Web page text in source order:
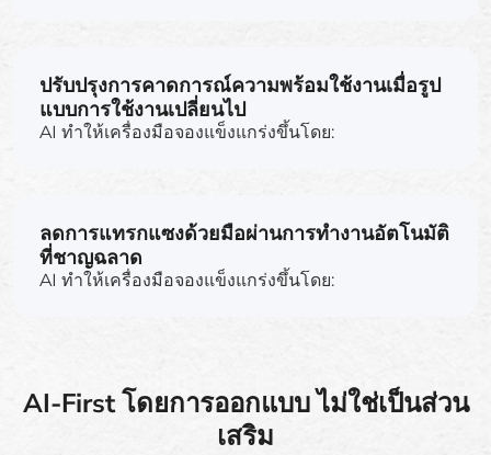
ปรับปรุงการคาดการณ์ความพร้อมใช้งานเมื่อรูป
แบบการใช้งานเปลี่ยนไป
AI ทำให้เครื่องมือจองแข็งแกร่งขึ้นโดย:
ลดการแทรกแซงด้วยมือผ่านการทำงานอัตโนมัติ
ที่ชาญฉลาด
AI ทำให้เครื่องมือจองแข็งแกร่งขึ้นโดย:
AI-First โดยการออกแบบ ไม่ใช่เป็นส่วน
เสริม